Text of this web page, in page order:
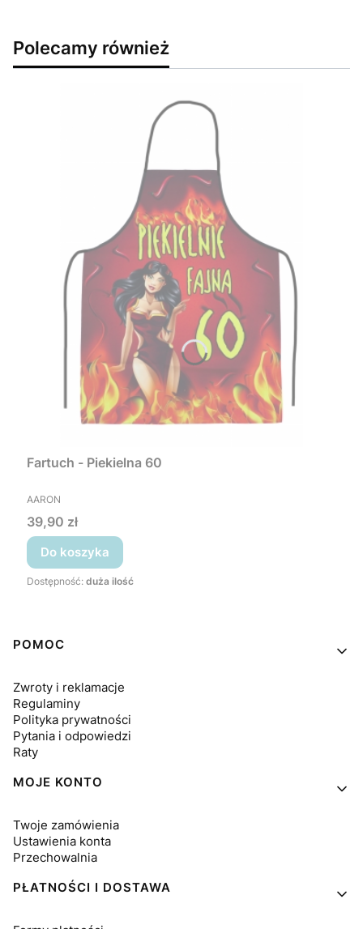
Polecamy również
Fartuch - Piekielna 60
PRODUCENT
AARON
Cena
39,90 zł
Do koszyka
Dostępność: duża ilość
Linki w stopce
POMOC
Zwroty i reklamacje
Regulaminy
Polityka prywatności
Pytania i odpowiedzi
Raty
MOJE KONTO
Twoje zamówienia
Ustawienia konta
Przechowalnia
PŁATNOŚCI I DOSTAWA